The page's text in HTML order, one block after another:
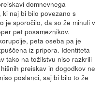
domnevnega
naj bi bilo povezano s
je sporočilo, da so že minuli v
pet posameznikov.
peta oseba pa je
iz pripora. Identiteta
tako na tožilstvu niso razkrili
preiskav in dogodkov ne
poslanci, saj bi bilo to že